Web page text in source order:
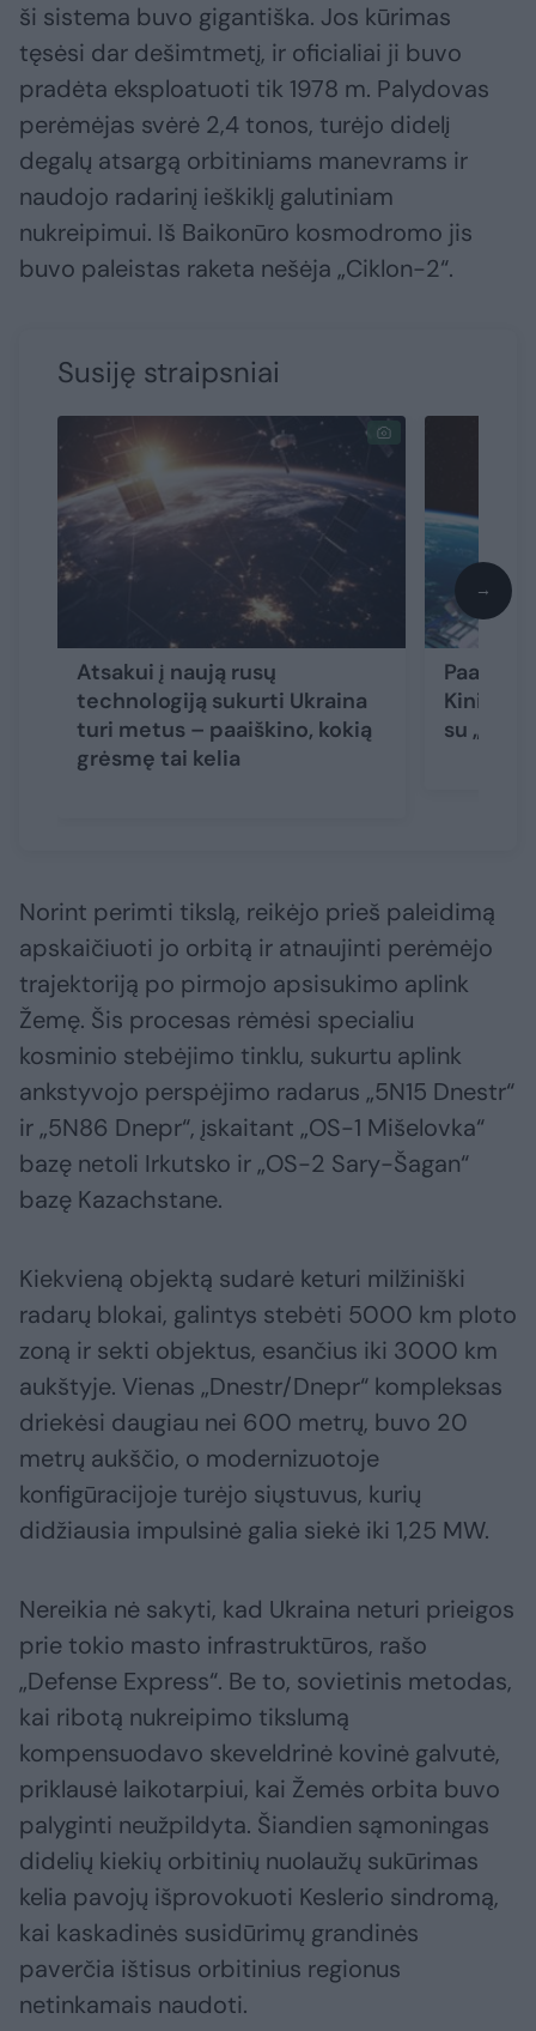
ši sistema buvo gigantiška. Jos kūrimas
tęsėsi dar dešimtmetį, ir oficialiai ji buvo
pradėta eksploatuoti tik 1978 m. Palydovas
perėmėjas svėrė 2,4 tonos, turėjo didelį
degalų atsargą orbitiniams manevrams ir
naudojo radarinį ieškiklį galutiniam
nukreipimui. Iš Baikonūro kosmodromo jis
buvo paleistas raketa nešėja „Ciklon-2“.
Susiję straipsniai
Atsakui į naują rusų
technologiją sukurti Ukraina
turi metus – paaiškino, kokią
grėsmę tai kelia
Kinijos
su
→
Norint perimti tikslą, reikėjo prieš paleidimą
apskaičiuoti jo orbitą ir atnaujinti perėmėjo
trajektoriją po pirmojo apsisukimo aplink
Žemę. Šis procesas rėmėsi specialiu
kosminio stebėjimo tinklu, sukurtu aplink
ankstyvojo perspėjimo radarus „5N15 Dnestr“
ir „5N86 Dnepr“, įskaitant „OS-1 Mišelovka“
bazę netoli Irkutsko ir „OS-2 Sary-Šagan“
bazę Kazachstane.
Kiekvieną objektą sudarė keturi milžiniški
radarų blokai, galintys stebėti 5000 km ploto
zoną ir sekti objektus, esančius iki 3000 km
aukštyje. Vienas „Dnestr/Dnepr“ kompleksas
driekėsi daugiau nei 600 metrų, buvo 20
metrų aukščio, o modernizuotoje
konfigūracijoje turėjo siųstuvus, kurių
didžiausia impulsinė galia siekė iki 1,25 MW.
Nereikia nė sakyti, kad Ukraina neturi prieigos
prie tokio masto infrastruktūros, rašo
„Defense Express“. Be to, sovietinis metodas,
kai ribotą nukreipimo tikslumą
kompensuodavo skeveldrinė kovinė galvutė,
priklausė laikotarpiui, kai Žemės orbita buvo
palyginti neužpildyta. Šiandien sąmoningas
didelių kiekių orbitinių nuolaužų sukūrimas
kelia pavojų išprovokuoti Keslerio sindromą,
kai kaskadinės susidūrimų grandinės
paverčia ištisus orbitinius regionus
netinkamais naudoti.